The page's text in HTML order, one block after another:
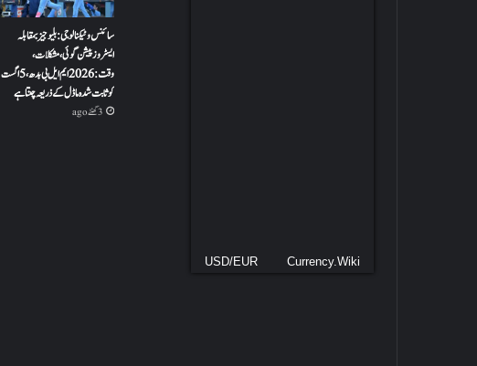
USD/EUR Currency.Wiki
سائنس و ٹیکنالوجی: بلیو جیز بمقابلہ
ایسٹروز پیشن گوئی، مشکلات،
وقت: 2026 ایم ایل بی بدھ، 5 اگست
کو ثابت شدہ ماڈل کے ذریعہ چنتا ہے
3 گھنٹے ago